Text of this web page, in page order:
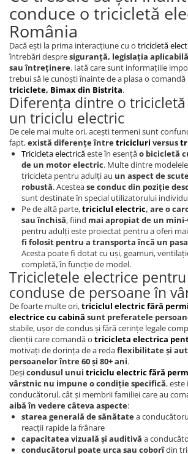
Spite
Tranzistori Mosfet - Senzori
Invertor tensiune
Piese Trotineta Electrica - grupate
pe Brand
Piese tricicluri electrice univerale
Piese Trotinete Electrice
Universale
Piese Scutere Electrice universale
Incarcatoare
Acceleratii
Acumulatori
Anvelope si camere
Controllere
Display / Bord
Motoare
Piese grupate pe Producator
Accesorii
Huse / Parbrize
Toamna-Iarna
Oglinzi
Antifurturi
Cosuri, Cutii, Scaune
Suport Telefoane
Pompe
conduce o tricicletă
România
Dacă ești la prima interacțiune cu o tricicletă
întrebări despresiguranță, legislația
sau întreținere. Iată care sunt informațiile
trebui să le cunoști înainte de a plasa o comandă
triciclete, Bimax din Bistrita.
Diferența dintre o
un triciclu electric
De cele mai multe ori, acești termeni sunt
fapt,există diferențe întretricicluri versus
Tricicleta electricăeste în esențăo bicicletă
de un motor electric. Multe dintre
tricicleta pentru adulți au un aspect de
robustă. Acestease conduc din poziție
sunt destinate în special utilizatorului
Pe de altă parte,triciclul electric, are o
sau închisă, fiind mai apropiat de un
pentru adulți este proiectat pentru a oferi
fi folosit pentru a transporta încă un
Acesta poate fi dotat cu uși, geamuri,
completă, în funcție de model.
Tricicletele electrice
conduse de persoane în
De foarte multe ori,triciclul electric fără
electrice cu cabină sunt preferatele
stabile, ușor de condus și fără cerințe legale
clienții care comandă o tricicleta electrica
motivați de dorința de a redaflexibilitate și
persoanelor între 60 și 80+ ani.
Deșicondusul unui triciclu electric fără
vârstnic nu impune o condiție specifică,
conducătorul, cât și membrii familiei care au
aibă în vedere câteva aspecte:
starea generală de sănătatea
reacții rapide la frânare
capacitatea vizuală și auditivă a
conducătorul poate urca sau coborîdin